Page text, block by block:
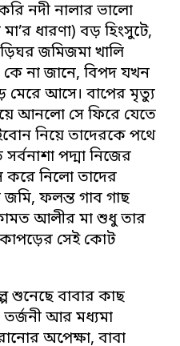
নদী নালার ভালো
ধারণা) বড় হিংসুটে,
জমিজমা খালি
না জানে, বিপদ যখন
মেরে আসে। বাপের মৃত্যু
আনলো সে ফিরে যেতে
নিয়ে তাদেরকে পথে
পদ্মা নিজের
করে নিলো তাদের
ফলন্ত গাব গাছ
আলীর মা শুধু তার
সেই কোট
শুনেছে বাবার কাছ
তর্জনী আর মধ্যমা
অপেক্ষা, বাবা